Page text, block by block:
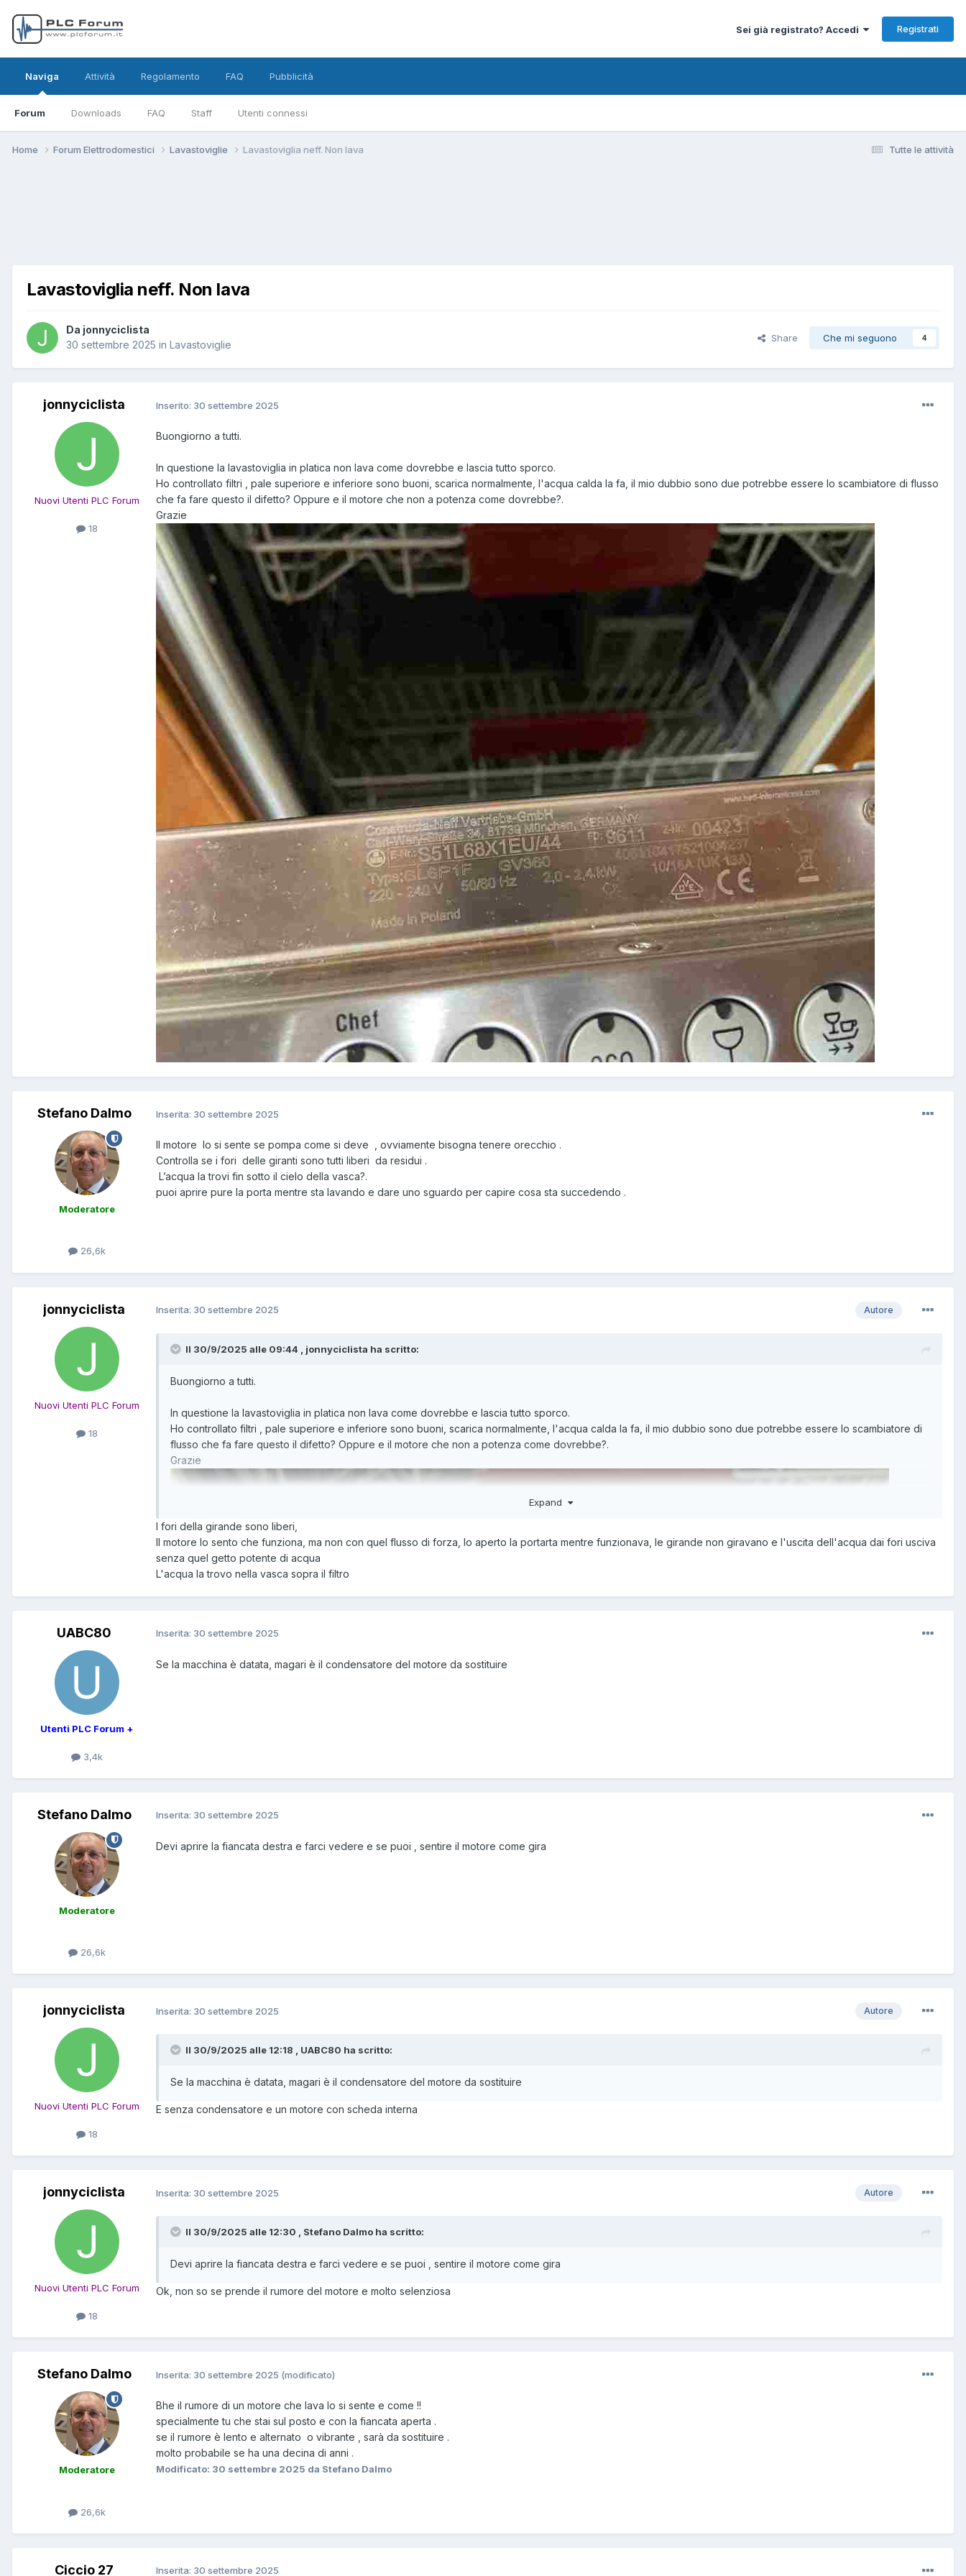
Sei già registrato? Accedi Registrati
Naviga
Forum Downloads FAQ Staff Utenti connessi
Attività Regolamento FAQ Pubblicità
Tutte le attività
Home Forum Elettrodomestici Lavastoviglie Lavastoviglia neff. Non lava
Lavastoviglia neff. Non lava
Da jonnyciclista
30 settembre 2025 in Lavastoviglie
Share Che mi seguono 4
jonnyciclista
Nuovi Utenti PLC Forum
18
Inserito: 30 settembre 2025
Buongiorno a tutti.
In questione la lavastoviglia in platica non lava come dovrebbe e lascia tutto sporco.
Ho controllato filtri , pale superiore e inferiore sono buoni, scarica normalmente, l'acqua calda la fa, il mio dubbio sono due potrebbe essere lo scambiatore di flusso
che fa fare questo il difetto? Oppure e il motore che non a potenza come dovrebbe?.
Grazie
Stefano Dalmo
Moderatore
26,6k
Inserita: 30 settembre 2025
Il motore lo si sente se pompa come si deve , ovviamente bisogna tenere orecchio .
Controlla se i fori delle giranti sono tutti liberi da residui .
L’acqua la trovi fin sotto il cielo della vasca?.
puoi aprire pure la porta mentre sta lavando e dare uno sguardo per capire cosa sta succedendo .
jonnyciclista
Nuovi Utenti PLC Forum
18
Autore
Inserita: 30 settembre 2025
Il 30/9/2025 alle 09:44 , jonnyciclista ha scritto:
Buongiorno a tutti.
In questione la lavastoviglia in platica non lava come dovrebbe e lascia tutto sporco.
Ho controllato filtri , pale superiore e inferiore sono buoni, scarica normalmente, l'acqua calda la fa, il mio dubbio sono due potrebbe essere lo scambiatore di
flusso che fa fare questo il difetto? Oppure e il motore che non a potenza come dovrebbe?.
Grazie
Expand
I fori della girande sono liberi,
Il motore lo sento che funziona, ma non con quel flusso di forza, lo aperto la portarta mentre funzionava, le girande non giravano e l'uscita dell'acqua dai fori usciva
senza quel getto potente di acqua
L'acqua la trovo nella vasca sopra il filtro
UABC80
Utenti PLC Forum +
3,4k
Inserita: 30 settembre 2025
Se la macchina è datata, magari è il condensatore del motore da sostituire
Stefano Dalmo
Moderatore
26,6k
Inserita: 30 settembre 2025
Devi aprire la fiancata destra e farci vedere e se puoi , sentire il motore come gira
jonnyciclista
Nuovi Utenti PLC Forum
18
Autore
Inserita: 30 settembre 2025
Il 30/9/2025 alle 12:18 , UABC80 ha scritto:
Se la macchina è datata, magari è il condensatore del motore da sostituire
E senza condensatore e un motore con scheda interna
jonnyciclista
Nuovi Utenti PLC Forum
18
Autore
Inserita: 30 settembre 2025
Il 30/9/2025 alle 12:30 , Stefano Dalmo ha scritto:
Devi aprire la fiancata destra e farci vedere e se puoi , sentire il motore come gira
Ok, non so se prende il rumore del motore e molto selenziosa
Stefano Dalmo
Moderatore
26,6k
Inserita: 30 settembre 2025 (modificato)
Bhe il rumore di un motore che lava lo si sente e come !!
specialmente tu che stai sul posto e con la fiancata aperta .
se il rumore è lento e alternato o vibrante , sarà da sostituire .
molto probabile se ha una decina di anni .
Modificato: 30 settembre 2025 da Stefano Dalmo
Ciccio 27 Inserita: 30 settembre 2025